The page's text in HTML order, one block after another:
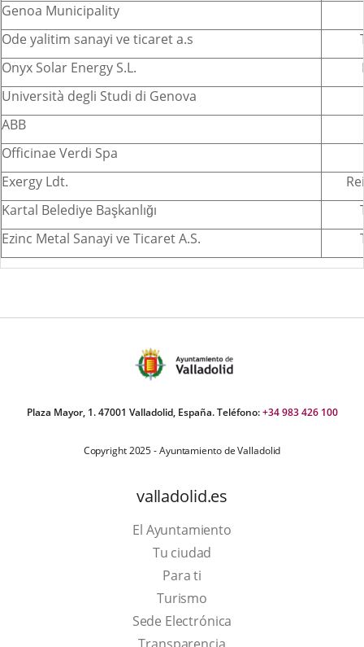
Genoa Municipality
Ode yalitim sanayi ve ticaret a.s
Onyx Solar Energy S.L.
Università degli Studi di Genova
ABB
Officinae Verdi Spa
Exergy Ldt.
Kartal Belediye Başkanlığı
Ezinc Metal Sanayi ve Ticaret A.S.
Plaza Mayor, 1. 47001 Valladolid, España. Teléfono:+34 983 426 100
Copyright 2025 - Ayuntamiento de Valladolid
valladolid.es
El Ayuntamiento
Tu ciudad
Para ti
TurismoThis
link
will
Sede Electrónica